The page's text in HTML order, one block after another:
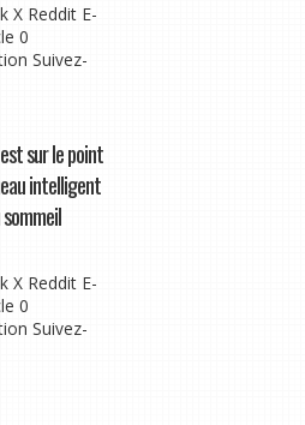
X Reddit E-
0
Suivez-
sur le point
intelligent
X Reddit E-
0
Suivez-